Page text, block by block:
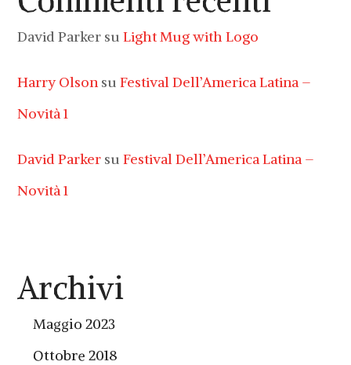
David Parker suLight Mug with Logo
Harry Olson suFestival Dell’America Latina –
Novità 1
David Parker suFestival Dell’America Latina –
Novità 1
Archivi
Maggio 2023
Ottobre 2018